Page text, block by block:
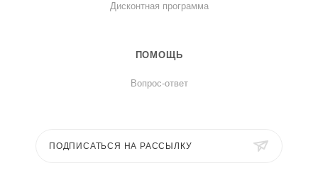
Дисконтная программа
ПОМОЩЬ
Вопрос-ответ
ПОДПИСАТЬСЯ НА РАССЫЛКУ